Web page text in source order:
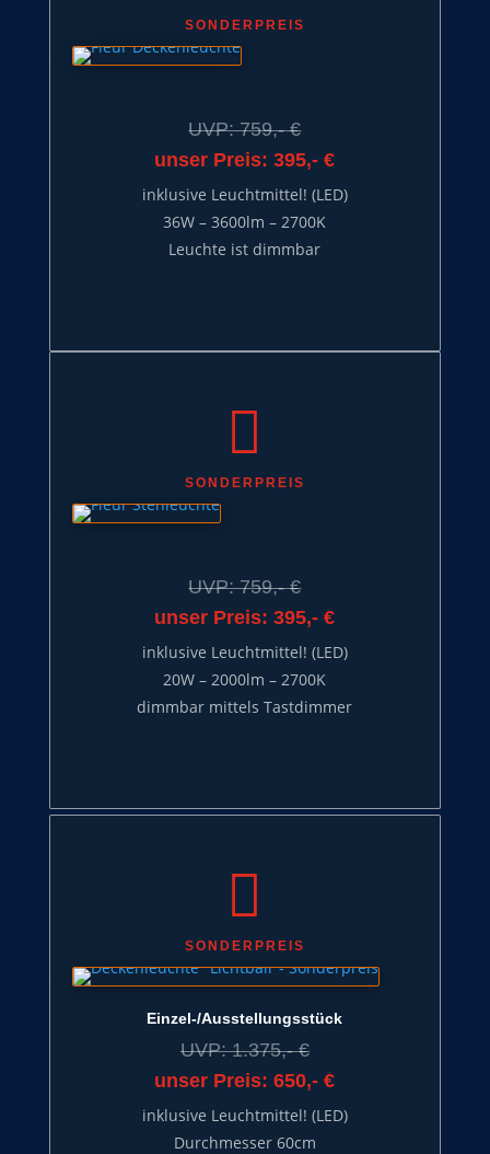
SONDERPREIS
UVP: 759,- €
unser Preis: 395,- €
inklusive Leuchtmittel! (LED)
36W – 3600lm – 2700K
Leuchte ist dimmbar

SONDERPREIS
UVP: 759,- €
unser Preis: 395,- €
inklusive Leuchtmittel! (LED)
20W – 2000lm – 2700K
dimmbar mittels Tastdimmer

SONDERPREIS
Einzel-/Ausstellungsstück
UVP: 1.375,- €
unser Preis: 650,- €
inklusive Leuchtmittel! (LED)
Durchmesser 60cm